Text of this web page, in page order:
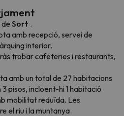
Sort .
amb recepció, servei de
interior.
trobar cafeteries i restaurants,
amb un total de 27 habitacions
pisos, incloent-hi 1 habitació
mobilitat reduïda. Les
el riu i la muntanya.